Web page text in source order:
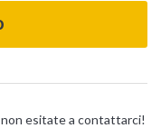
esitate a contattarci!